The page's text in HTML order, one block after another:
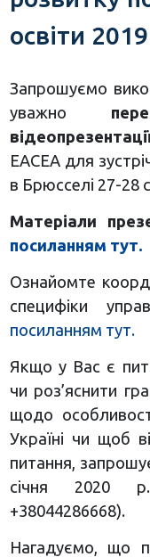
освіти
Запрошуємо
уважно
ЕАСЕА для
в Брюсселі 27-28
Матеріали
посиланням тут.
Ознайомте
специфіки
посиланням тут.
Якщо у Вас є
чи роз’яснити
щодо
Україні чи щоб
питання,
січня 2020
+38044286668).
Нагадуємо, що